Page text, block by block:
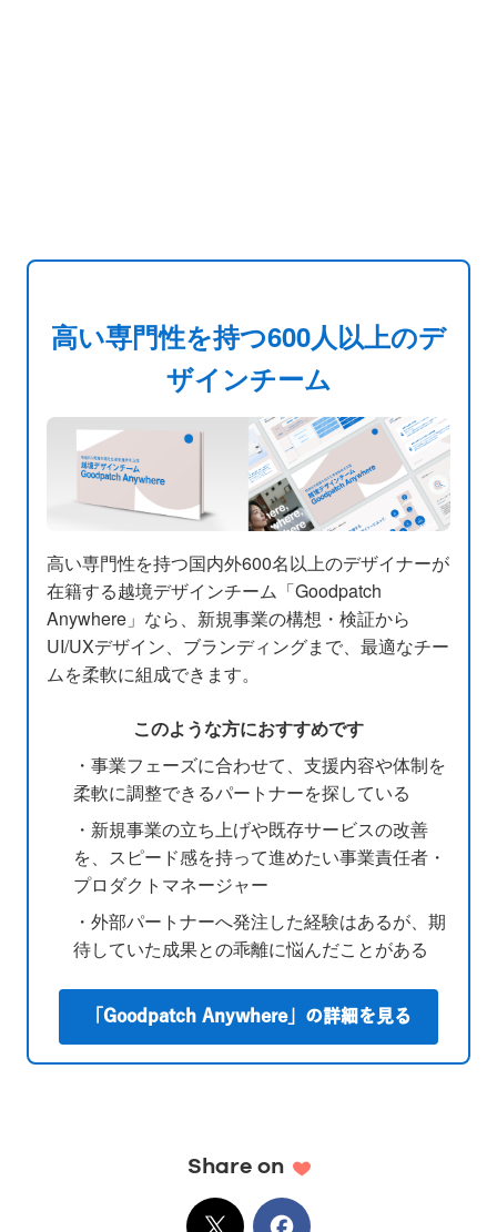
高い専門性を持つ600人以上のデ
ザインチーム
高い専門性を持つ国内外600名以上のデザイナーが
在籍する越境デザインチーム「Goodpatch
Anywhere」なら、新規事業の構想・検証から
UI/UXデザイン、ブランディングまで、最適なチー
ムを柔軟に組成できます。
このような方におすすめです
・事業フェーズに合わせて、支援内容や体制を
柔軟に調整できるパートナーを探している
・新規事業の立ち上げや既存サービスの改善
を、スピード感を持って進めたい事業責任者・
プロダクトマネージャー
・外部パートナーへ発注した経験はあるが、期
待していた成果との乖離に悩んだことがある
「Goodpatch Anywhere」の詳細を見る
Share on